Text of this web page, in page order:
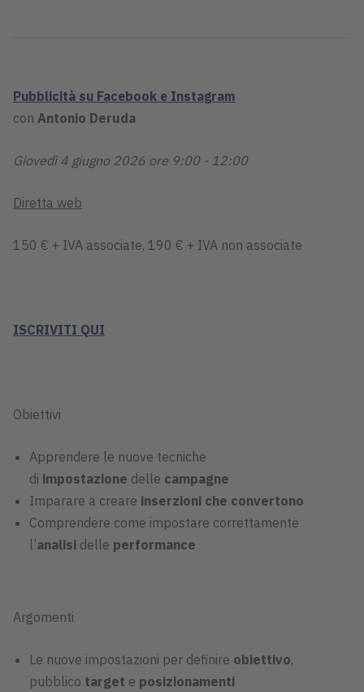
Pubblicità su Facebook e Instagram
con Antonio Deruda
Giovedì 4 giugno 2026 ore 9:00 - 12:00
Diretta web
150 € + IVA associate, 190 € + IVA non associate
ISCRIVITI QUI
Obiettivi
Apprendere le nuove tecniche
di impostazione delle campagne
Imparare a creare inserzioni che convertono
Comprendere come impostare correttamente
l’analisi delle performance
Argomenti
Le nuove impostazioni per definire obiettivo,
pubblico target e posizionamenti